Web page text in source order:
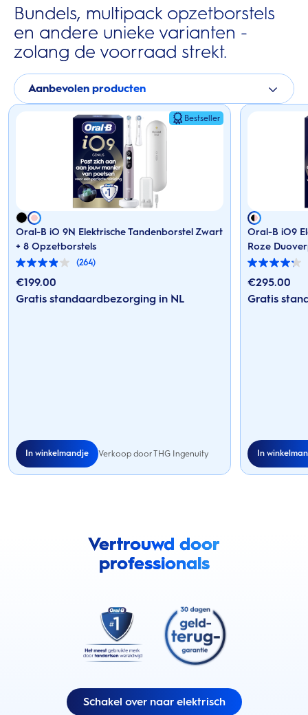
Bundels, multipack opzetborstels
en andere unieke varianten -
zolang de voorraad strekt.
Aanbevolen producten
Bestseller
Oral-B iO 9N Elektrische Tandenborstel Zwart
+ 8 Opzetborstels
(264)
3.9
van
de
5
€199.00
Gratis standaardbezorging in NL
In winkelmandje Verkoop door THG Ingenuity
Oral-B iO9
Roze
4.2
van
de
5
€295.00
Gratis
In
Vertrouwd door
professionals
Schakel over naar elektrisch